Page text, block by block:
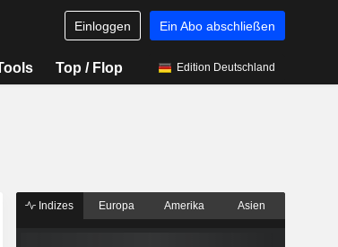
Einloggen Ein Abo abschließen
Top / Flop Edition Deutschland
Indizes Europa Amerika Asien